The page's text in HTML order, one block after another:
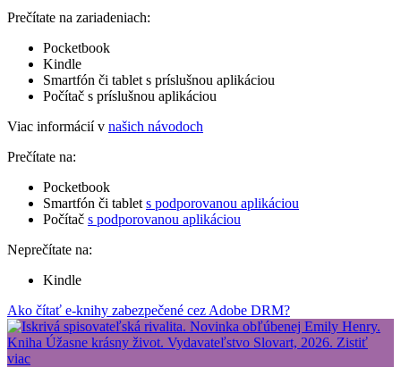
Prečítate na zariadeniach:
Pocketbook
Kindle
Smartfón či tablet s príslušnou aplikáciou
Počítač s príslušnou aplikáciou
Viac informácií v našich návodoch
Prečítate na:
Pocketbook
Smartfón či tablet s podporovanou aplikáciou
Počítač s podporovanou aplikáciou
Neprečítate na:
Kindle
Ako čítať e-knihy zabezpečené cez Adobe DRM?